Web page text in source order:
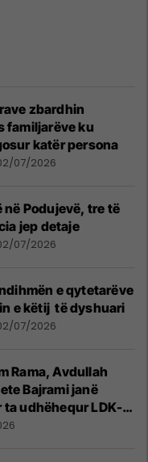
zbardhin
familjarëve ku
katër persona
07/2026
në Podujevë, tre të
jep detaje
07/2026
e qytetarëve
e këtij të dyshuari
07/2026
Rama, Avdullah
Bajrami janë
ta udhëhequr LDK-